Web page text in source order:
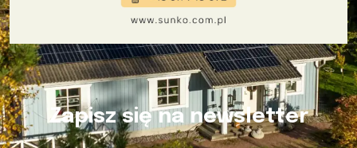
Zapisz się na newsletter